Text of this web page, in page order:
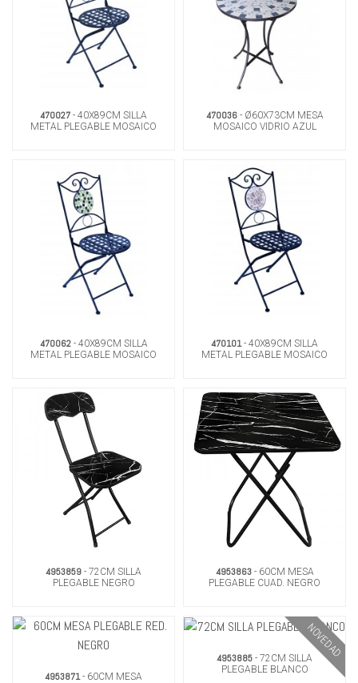
470027 - 40X89CM SILLA
METAL PLEGABLE MOSAICO
470036- Ø60X73CM MESA
MOSAICO VIDRIO AZUL
470062- 40X89CM SILLA
METAL PLEGABLE MOSAICO
470101- 40X89CM SILLA
METAL PLEGABLE MOSAICO
4953859 - 72CM SILLA
PLEGABLE NEGRO
4953863- 60CM MESA
PLEGABLE CUAD. NEGRO
4953871- 60CM MESA
NOVEDAD
4953885 - 72CM SILLA
PLEGABLE BLANCO